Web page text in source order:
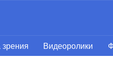
зрения Видеоролики